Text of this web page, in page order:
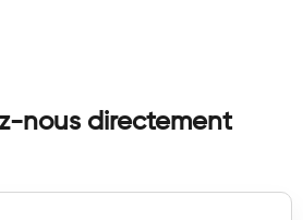
nous directement